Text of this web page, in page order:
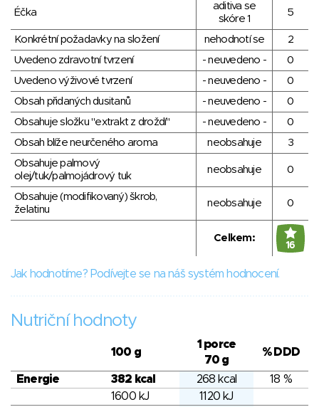
Éčka
aditiva se
skóre 1
5
Konkrétní požadavky na složení nehodnotí se
2
Uvedeno zdravotní tvrzení
- neuvedeno -
0
Uvedeno výživové tvrzení
- neuvedeno -
0
Obsah přidaných dusitanů
- neuvedeno -
0
Obsahuje složku "extrakt z droždí"
- neuvedeno -
0
Obsah blíže neurčeného aroma
neobsahuje
3
Obsahuje palmový
olej/tuk/palmojádrový tuk
neobsahuje 0
Obsahuje (modifikovaný) škrob,
želatinu
neobsahuje 0
Celkem:
16
Jak hodnotíme? Podívejte se na náš systém hodnocení.
Nutriční hodnoty
100 g
1 porce
70 g
% DDD
Energie 382 kcal 268 kcal
18 %
1600 kJ
1120 kJ